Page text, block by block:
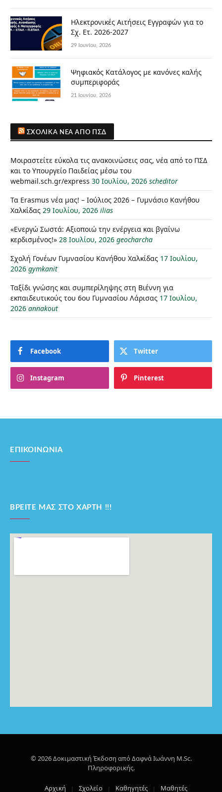
Ηλεκτρονικές Αιτήσεις Εγγραφών για το
Σχ. Ετ. 2026-2027
29 Ιουνίου, 2026
Ψηφιακός Κατάλογος με κανόνες καλής
συμπεριφοράς
21 Ιουνίου, 2026
ΣΧΟΛΙΚΆ ΝΈΑ ΑΠΌ ΠΣΔ
Μοιραστείτε εύκολα τις ανακοινώσεις σας, νέα από το ΠΣΔ
και το Υπουργείο Παιδείας μέσω του
webmail.sch.gr/express 30 Ιουλίου, 2026 scheditor
Τα Erasmus νέα μας! – Ιούλιος 2026 – Γυμνάσιο Κανήθου
Χαλκίδας 29 Ιουλίου, 2026 ilias
«Ενεργώ Σωστά: Αξιοποιώ την ενέργεια και βγαίνω
κερδισμένος!» 28 Ιουλίου, 2026 geocharcha
Σχολή Γονέων Γυμνασίου Κανήθου Χαλκίδας 17 Ιουλίου,
2026 gymkanit
Ταξίδι γνώσης και συμπερίληψης στη Βιέννη για
εκπαιδευτικούς του 6ου Γυμνασίου Λάρισας 17 Ιουλίου,
2026 annakout
Facebook Twitter
Instagram Pinterest
ΕΠΙΚΟΙΝΩΝΊΑ
ΒΡΕΊΤΕ ΜΑΣ ΣΤΟ ΧΆΡΤΗ !!!
© 2026 Δοκιμαστική Έκδοση από Δαφνά Ιωάννη M.Sc.
Πληροφορικής.
Αρχική Σχολείο Καθηγητές Μαθητές